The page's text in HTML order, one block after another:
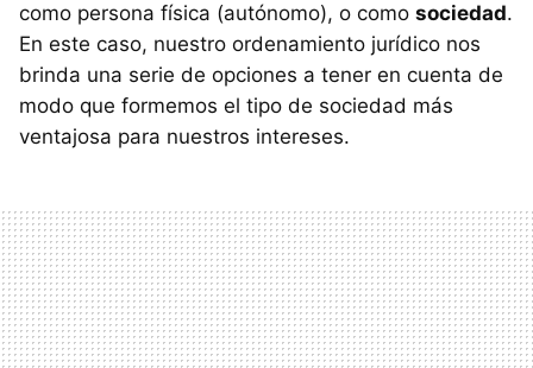
como persona física (autónomo), o como sociedad.
En este caso, nuestro ordenamiento jurídico nos
brinda una serie de opciones a tener en cuenta de
modo que formemos el tipo de sociedad más
ventajosa para nuestros intereses.